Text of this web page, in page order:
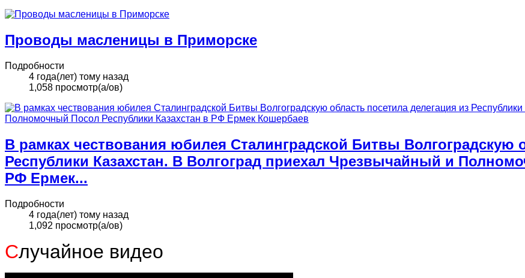
Проводы масленицы в Приморске
Подробности
4 года(лет) тому назад
1,058 просмотр(а/ов)
В рамках чествования юбилея Сталинградской Битвы Волгоградскую
Республики Казахстан. В Волгоград приехал Чрезвычайный и
РФ Ермек...
Подробности
4 года(лет) тому назад
1,092 просмотр(а/ов)
Случайное видео